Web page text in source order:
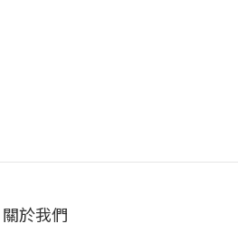
關於我們